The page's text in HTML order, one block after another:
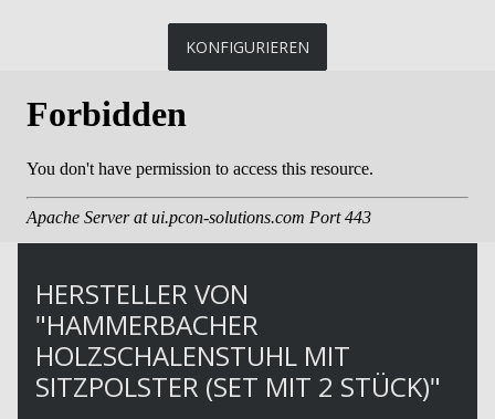
KONFIGURIEREN
HERSTELLER VON
"HAMMERBACHER
HOLZSCHALENSTUHL MIT
SITZPOLSTER (SET MIT 2 STÜCK)"